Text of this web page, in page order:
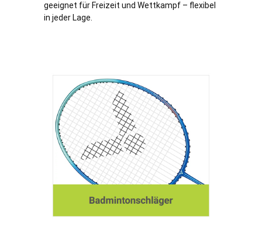
geeignet für Freizeit und Wettkampf – flexibel
in jeder Lage.